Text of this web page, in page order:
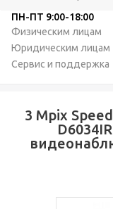
ПН-ПТ 9:00-18:00
Физическим лицам
Юридическим лицам
Сервис и поддержка
3 Mpix